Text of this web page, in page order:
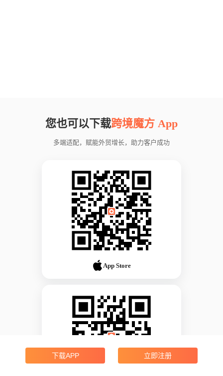
您也可以下载跨境魔方 App
多端适配，赋能外贸增长，助力客户成功
App Store
下载APP 立即注册